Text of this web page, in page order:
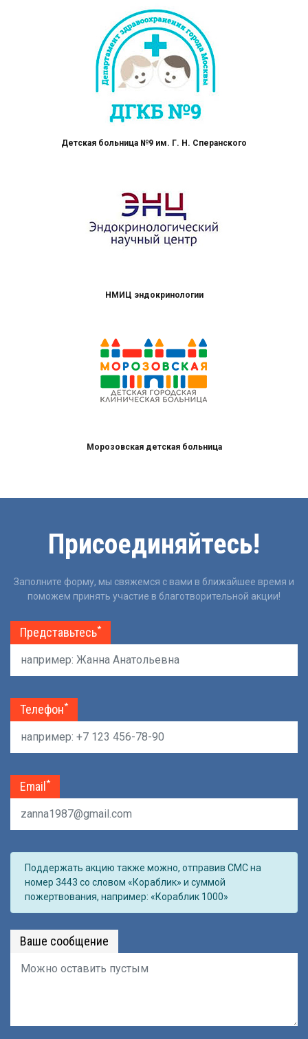
Детская больница №9 им. Г. Н. Сперанского
НМИЦ эндокринологии
Морозовская детская больница
Присоединяйтесь!
Заполните форму, мы свяжемся с вами в ближайшее время и
поможем принять участие в благотворительной акции!
Представьтесь*
Телефон*
Email *
Поддержать акцию также можно, отправив СМС на
номер 3443 со словом «Кораблик» и суммой
пожертвования, например: «Кораблик 1000»
Ваше сообщение